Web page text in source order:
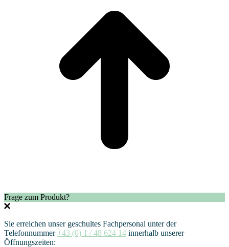
Frage zum Produkt?
Sie erreichen unser geschultes Fachpersonal unter der
Telefonnummer +43 (0) 1 / 48 624 14 innerhalb unserer
Öffnungszeiten: